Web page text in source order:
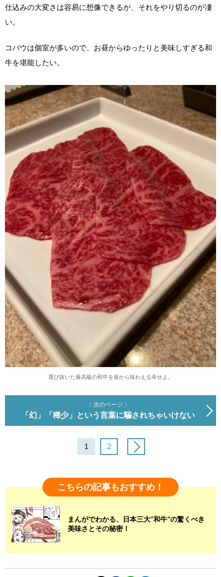
仕込みの大変さは容易に想像できるが、それをやり切るのが凄
い。
コバウは個室が多いので、お昼からゆったりと美味しすぎる和
牛を堪能したい。
選び抜いた最高級の和牛を昼から味わえる幸せよ。
〈 次のページ 〉
「幻」「稀少」という言葉に騙されちゃいけない
1 2
こちらの記事もおすすめ！
まんがでわかる、日本三大“和牛”の驚くべき
美味さとその秘密！